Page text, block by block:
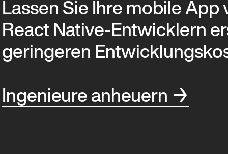
Lassen Sie Ihre mobile
React Native-Entwicklern
geringeren
Ingenieure anheuern →